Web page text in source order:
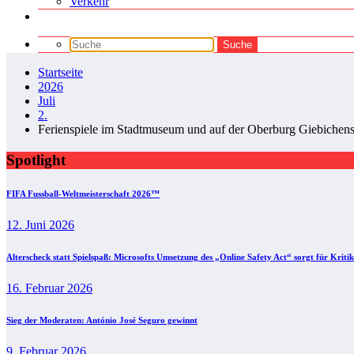
Startseite
2026
Juli
2.
Ferienspiele im Stadtmuseum und auf der Oberburg
Spotlight
FIFA Fussball-Weltmeisterschaft 2026™
12. Juni 2026
Alterscheck statt Spielspaß: Microsofts Umsetzung des „Online Safety Act“ sorgt für Kritik
16. Februar 2026
Sieg der Moderaten: António José Seguro gewinnt
9. Februar 2026